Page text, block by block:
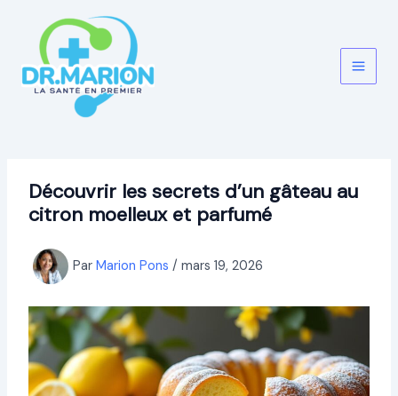
contenu
Découvrir les secrets d’un gâteau au
citron moelleux et parfumé
Par Marion Pons / mars 19, 2026